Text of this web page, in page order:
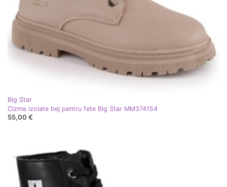
Big Star
Cizme izolate bej pentru fete Big Star MM374154
55,00 €